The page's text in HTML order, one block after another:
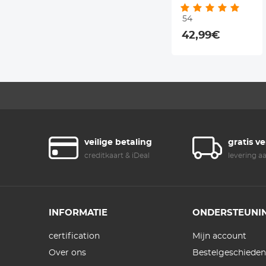
Lensreinigingsdoekje
en Filterzak Nano
Klear Serie
54
42,99€
veilige betaling
creditkaart & iDeal
gratis
levering
INFORMATIE
certification
Over ons
Mijn account